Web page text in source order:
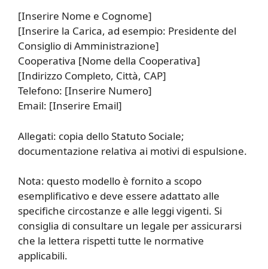
[Inserire Nome e Cognome]
[Inserire la Carica, ad esempio: Presidente del
Consiglio di Amministrazione]
Cooperativa [Nome della Cooperativa]
[Indirizzo Completo, Città, CAP]
Telefono: [Inserire Numero]
Email: [Inserire Email]
Allegati: copia dello Statuto Sociale;
documentazione relativa ai motivi di espulsione.
Nota: questo modello è fornito a scopo
esemplificativo e deve essere adattato alle
specifiche circostanze e alle leggi vigenti. Si
consiglia di consultare un legale per assicurarsi
che la lettera rispetti tutte le normative
applicabili.